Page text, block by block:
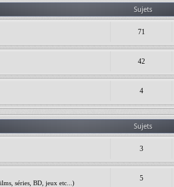
Sujets
71
42
4
Sujets
3
séries, BD, jeux etc...)
5